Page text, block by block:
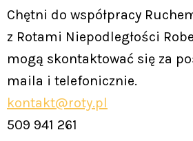
Chętni do współpracy
z Rotami Niepodległości
mogą skontaktować się za
maila i telefonicznie.
kontakt@roty.pl
509 941 261